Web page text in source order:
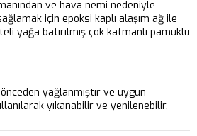
ve hava nemi nedeniyle
için epoksi kaplı alaşım ağ ile
yağa batırılmış çok katmanlı pamuklu
yağlanmıştır ve uygun
yıkanabilir ve yenilenebilir.